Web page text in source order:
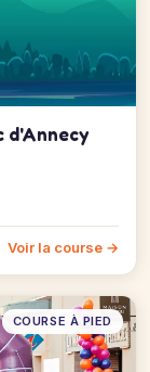
d'Annecy
Voir la course →
COURSE À PIED